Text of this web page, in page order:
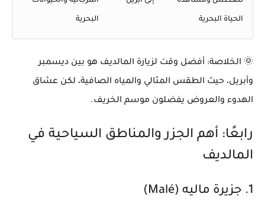
الحياة البحرية البحرية
🌞 الخلاصة: أفضل وقت لزيارة المالديف هو بين ديسمبر
وأبريل، حيث الطقس المثالي والمياه الصافية، لكن عشاق
الهدوء والعروض يفضلون موسم الخريف.
رابعًا: أهم الجزر والمناطق السياحية في
المالديف
1. جزيرة ماليه (Malé)